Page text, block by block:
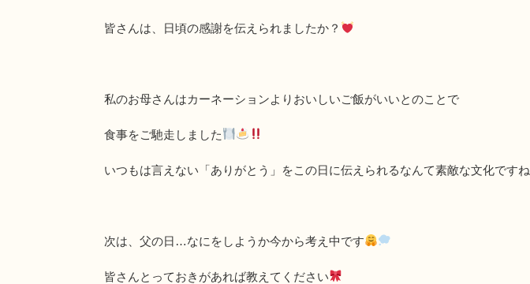
皆さんは、日頃の感謝を伝えられましたか？
私のお母さんはカーネーションよりおいしいご飯がいいとのことで
食事をご馳走しました
いつもは言えない「ありがとう」をこの日に伝えられるなんて素敵な文化ですね
次は、父の日…なにをしようか今から考え中です
皆さんとっておきがあれば教えてください